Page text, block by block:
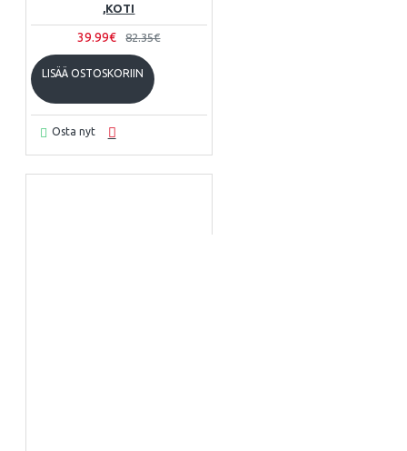
,KOTI
39.99€ 82.35€
LISÄÄ OSTOSKORIIN
Osta nyt